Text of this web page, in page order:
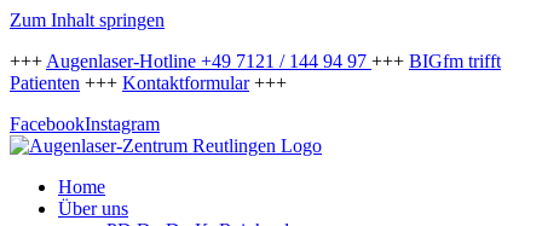
Zum Inhalt springen
+++ Augenlaser-Hotline +49 7121 / 144 94 97 +++ BIGfm trifft
Patienten +++ Kontaktformular+++
FacebookInstagram
Home
Über uns